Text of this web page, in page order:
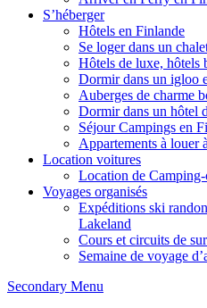
S’héberger
Hôtels en Finlande
Se loger dans un
Hôtels de luxe, hôtels
Dormir dans un igloo
Auberges de charme
Dormir dans un hôtel
Séjour Campings en
Appartements à louer
Location voitures
Location de
Voyages organisés
Expéditions ski
Lakeland
Cours et circuits de
Semaine de voyage
Secondary Menu